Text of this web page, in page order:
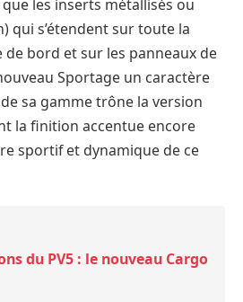
les inserts métallisés ou
qui s’étendent sur toute la
de bord et sur les panneaux de
Sportage un caractère
sa gamme trône la version
la finition accentue encore
sportif et dynamique de ce
du PV5 : le nouveau Cargo